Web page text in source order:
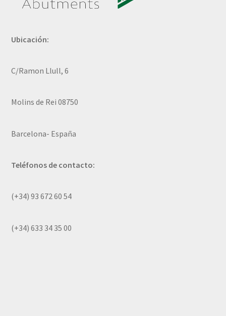
Ubicación:
C/Ramon Llull, 6
Molins de Rei 08750
Barcelona- España
Teléfonos de contacto:
(+34) 93 672 60 54
(+34) 633 34 35 00